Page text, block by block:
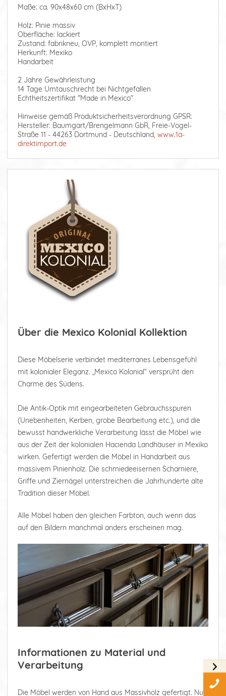
Maße: ca. 90x48x60 cm (BxHxT)
Holz: Pinie massiv
Oberfläche: lackiert
Zustand: fabrikneu, OVP, komplett montiert
Herkunft: Mexiko
Handarbeit
2 Jahre Gewährleistung
14 Tage Umtauschrecht bei Nichtgefallen
Echtheitszertifikat "Made in Mexico"
Hinweise gemäß Produktsicherheitsverordnung GPSR:
Hersteller: Baumgart/Brengelmann GbR, Freie-Vogel-
Straße 11 - 44263 Dortmund - Deutschland, www.1a-
direktimport.de
Über die Mexico Kolonial Kollektion
Diese Möbelserie verbindet mediterranes Lebensgefühl
mit kolonialer Eleganz. „Mexico Kolonial“ versprüht den
Charme des Südens.
Die Antik-Optik mit eingearbeiteten Gebrauchsspuren
(Unebenheiten, Kerben, grobe Bearbeitung etc.), und die
bewusst handwerkliche Verarbeitung lässt die Möbel wie
aus der Zeit der kolonialen Hacienda Landhäuser in Mexiko
wirken. Gefertigt werden die Möbel in Handarbeit aus
massivem Pinienholz. Die schmiedeeisernen Scharniere,
Griffe und Ziernägel unterstreichen die Jahrhunderte alte
Tradition dieser Möbel.
Alle Möbel haben den gleichen Farbton, auch wenn das
auf den Bildern manchmal anders erscheinen mag.
Informationen zu Material und
Verarbeitung
Die Möbel werden von Hand aus Massivholz gefertigt. Nur